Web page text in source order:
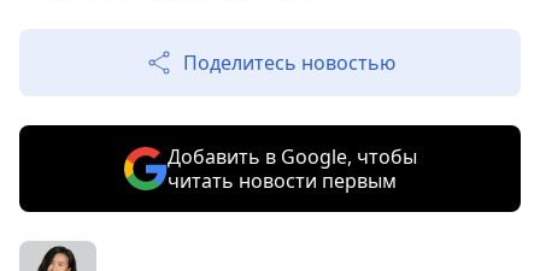
Поделитесь новостью
Добавить в Google, чтобы
читать новости первым